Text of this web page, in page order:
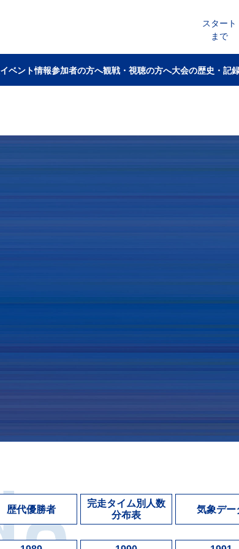
スタート
まで
イベント情報参加者の方へ観戦・視聴の方へ大会の歴史・記
歴代優勝者
完走タイム別人数
分布表
気象デー